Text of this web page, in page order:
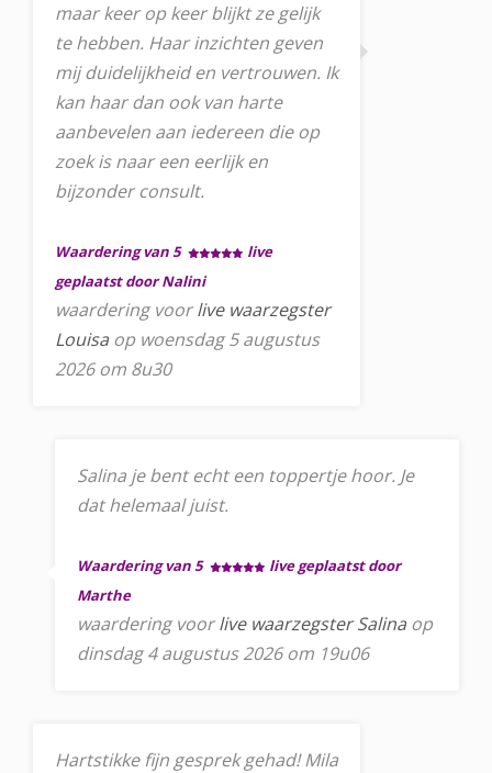
maar keer op keer blijkt ze gelijk
te hebben. Haar inzichten geven
mij duidelijkheid en vertrouwen. Ik
kan haar dan ook van harte
aanbevelen aan iedereen die op
zoek is naar een eerlijk en
bijzonder consult.
Waardering van 5
live
geplaatst door Nalini
waardering voorlive waarzegster
Louisa op woensdag 5 augustus
2026 om 8u30
Salina je bent echt een toppertje hoor. Je
dat helemaal juist.
Waardering van 5
live geplaatst door
Marthe
waardering voorlive waarzegster Salina op
dinsdag 4 augustus 2026 om 19u06
Hartstikke fijn gesprek gehad! Mila